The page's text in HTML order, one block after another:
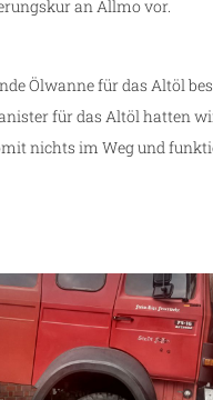
an Allmo vor.
Ölwanne für das Altöl
für das Altöl hatten
nichts im Weg und